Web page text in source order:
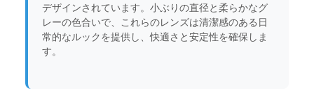
デザインされています。小ぶりの直径と柔らかなグ
レーの色合いで、これらのレンズは清潔感のある日
常的なルックを提供し、快適さと安定性を確保しま
す。